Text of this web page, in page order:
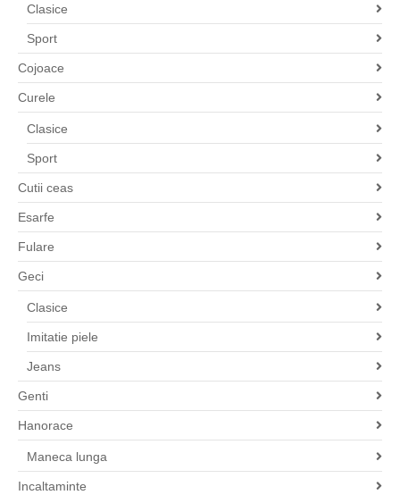
Clasice
Sport
Cojoace
Curele
Clasice
Sport
Cutii ceas
Esarfe
Fulare
Geci
Clasice
Imitatie piele
Jeans
Genti
Hanorace
Maneca lunga
Incaltaminte